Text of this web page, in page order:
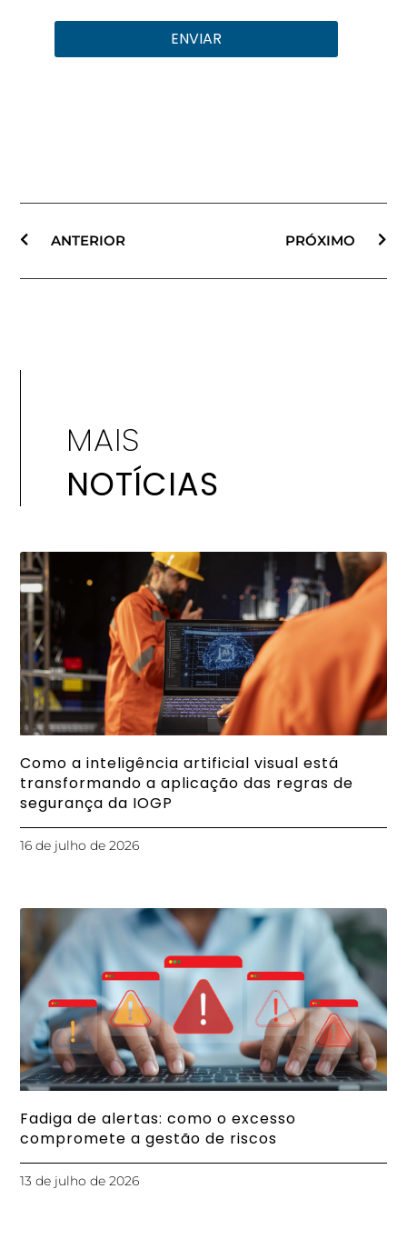
ENVIAR
ANTERIOR PRÓXIMO
MAIS
NOTÍCIAS
Como a inteligência artificial visual está
transformando a aplicação das regras de
segurança da IOGP
16 de julho de 2026
Fadiga de alertas: como o excesso
compromete a gestão de riscos
13 de julho de 2026